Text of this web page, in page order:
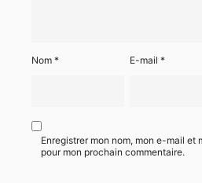
Nom * E-mail*
Enregistrer mon nom, mon e-mail et
pour mon prochain commentaire.